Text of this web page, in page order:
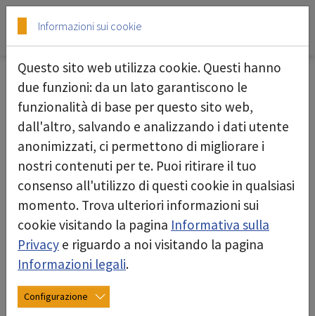
Skip to main content
Skip to page footer
Servizio di riparazione completo e
senza preoccupazioni
deconta offre riparazioni per tutti i prodotti nelle
nostre officine. Garantiamo un'esecuzione
professionale e risultati ottimali, in modo che i
vostri prodotti siano di nuovo perfettamente
funzionanti.
Se i nostri apparecchi sono in uso permanente
presso la vostra sede e non potete permettervi
una pausa durante le riparazioni, il nostro parco
noleggio offre un'eccellente gamma di prodotti
Informazioni sui cookie
Questo sito web utilizza cookie. Questi hanno
due funzioni: da un lato garantiscono le
funzionalità di base per questo sito web,
dall'altro, salvando e analizzando i dati utente
anonimizzati, ci permettono di migliorare i
nostri contenuti per te. Puoi ritirare il tuo
consenso all'utilizzo di questi cookie in qualsiasi
momento. Trova ulteriori informazioni sui
cookie visitando la pagina Informativa sulla
Privacy e riguardo a noi visitando la pagina
Informazioni legali.
Configurazione